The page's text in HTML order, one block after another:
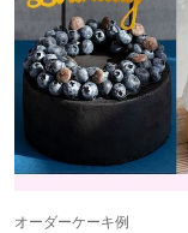
オーダーケーキ例